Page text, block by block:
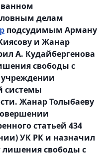
делам
подсудимым Арману
и Жанар
А. Кудайбергенова
свободы с
системы
Жанар Толыбаеву
статьей 434
УК РК и назначил
лишения свободы с